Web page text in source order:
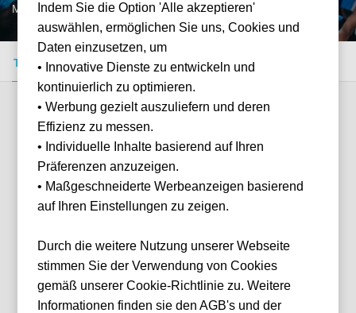
MAN, GB
Tickets kaufen Event-Info FAQ
Verfügbare Kategorien (8)
Indem Sie die Option 'Alle akzeptieren'
auswählen, ermöglichen Sie uns, Cookies und
Daten einzusetzen, um
• Innovative Dienste zu entwickeln und
kontinuierlich zu optimieren.
• Werbung gezielt auszuliefern und deren
Effizienz zu messen.
• Individuelle Inhalte basierend auf Ihren
Präferenzen anzuzeigen.
• Maßgeschneiderte Werbeanzeigen basierend
auf Ihren Einstellungen zu zeigen.
Durch die weitere Nutzung unserer Webseite
stimmen Sie der Verwendung von Cookies
gemäß unserer Cookie-Richtlinie zu. Weitere
Informationen finden sie den AGB's und der